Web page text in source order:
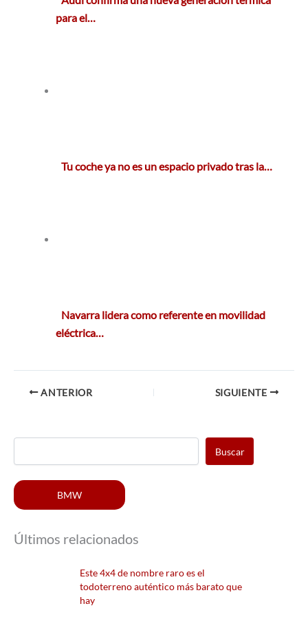
para el…
Tu coche ya no es un espacio privado tras la…
Navarra lidera como referente en movilidad
eléctrica…
ANTERIOR SIGUIENTE
Buscar
BMW
Últimos relacionados
Este 4x4 de nombre raro es el
todoterreno auténtico más barato que
hay